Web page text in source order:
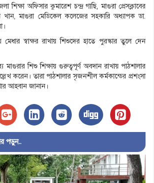
শিক্ষা অফিসার কুমারেশ চন্দ্র গাছি, মাগুরা প্রেসক্লাবের
খান, মাগুরা মেডিকেল কলেজের সহকারি অধ্যাপক ডা.
মেধার স্বাক্ষর রাখায় শিশুদের হাতে পুরস্কার তুলে দেন
মাগুরার শিশু শিক্ষায় গুরুত্বপূর্ণ অবদান রাখায় পাঠশালার
করেন। তারা পাঠশালার সৃজনশীল কর্মকান্ডের প্রশংসা
আহবান জানান।
পড়ুন..